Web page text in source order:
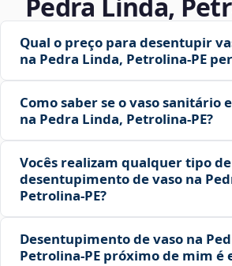
Pedra Linda,
Qual o preço para desentupir
na Pedra Linda, Petrolina‑PE
Como saber se o vaso sanitário
na Pedra Linda, Petrolina‑PE?
Vocês realizam qualquer tipo de
desentupimento de vaso na
Petrolina‑PE?
Desentupimento de vaso na
Petrolina‑PE próximo de mim é